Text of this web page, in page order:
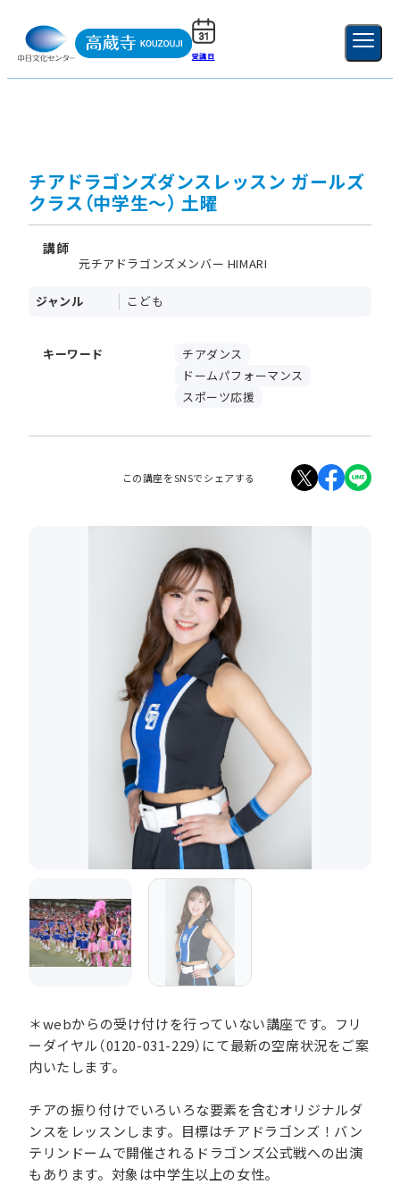
受講日 新規登録
チアドラゴンズダンスレッスン ガールズ
クラス（中学生～） 土曜
講師
元チアドラゴンズメンバー HIMARI
ジャンル こども
キーワード
チアダンス
ドームパフォーマンス
スポーツ応援
この講座をSNSでシェアする
＊webからの受け付けを行っていない講座です。フリ
ーダイヤル（0120-031-229）にて最新の空席状況をご案
内いたします。
チアの振り付けでいろいろな要素を含むオリジナルダ
ンスをレッスンします。目標はチアドラゴンズ！バン
テリンドームで開催されるドラゴンズ公式戦への出演
もあります。対象は中学生以上の女性。